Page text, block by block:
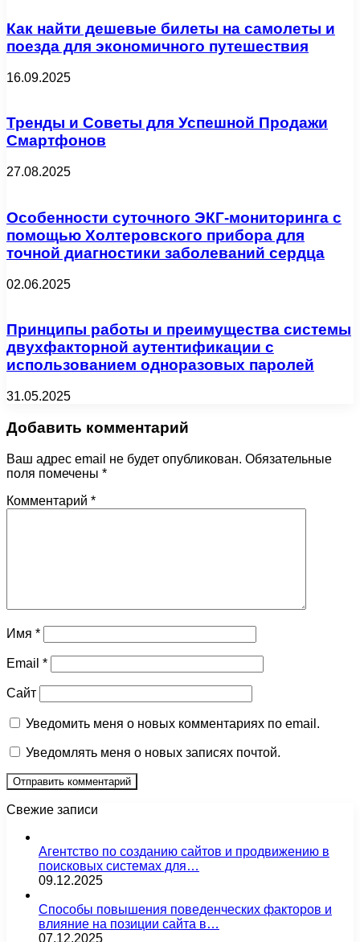
Как найти дешевые билеты на самолеты и
поезда для экономичного путешествия
16.09.2025
Тренды и Советы для Успешной Продажи
Смартфонов
27.08.2025
Особенности суточного ЭКГ-мониторинга с
помощью Холтеровского прибора для
точной диагностики заболеваний сердца
02.06.2025
Принципы работы и преимущества системы
двухфакторной аутентификации с
использованием одноразовых паролей
31.05.2025
Добавить комментарий
Ваш адрес email не будет опубликован. Обязательные
поля помечены *
Комментарий *
Имя *
Email *
Сайт
Уведомить меня о новых комментариях по email.
Уведомлять меня о новых записях почтой.
Свежие записи
Агентство по созданию сайтов и продвижению в
поисковых системах для…
09.12.2025
Способы повышения поведенческих факторов и
влияние на позиции сайта в…
07.12.2025